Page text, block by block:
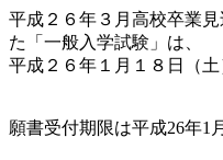
平成２６年３月高校卒業
た「一般入学試験」は、
平成２６年１月１８日（土
願書受付期限は平成26年1